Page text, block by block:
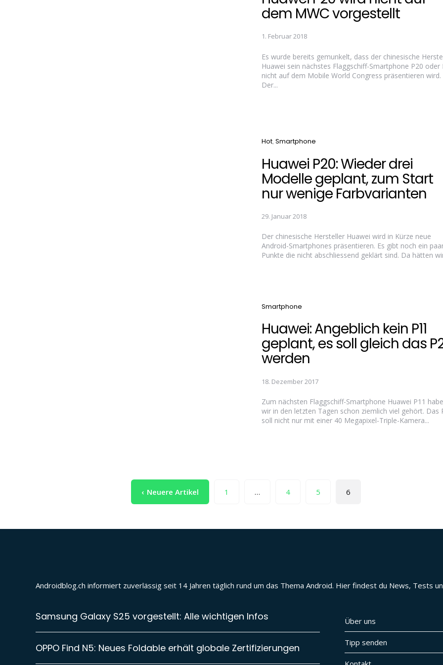
dem MWC vorgestellt
1. Februar 2018
Es wurde bereits gemunkelt, dass der chinesische
Huawei sein nächstes Flaggschiff-Smartphone P20 oder
nicht auf dem Mobile World Congress präsentieren wird.
Der...
Categories
Hot Smartphone
Huawei P20: Wieder drei
Modelle geplant, zum Start
nur wenige Farbvarianten
29. Januar 2018
Der chinesische Hersteller Huawei wird in Kürze neue
Android-Smartphones präsentieren. Es gibt noch ein
Punkte die nicht abschliessend geklärt sind. Da hätten
Categories
Smartphone
Huawei: Angeblich kein P11
geplant, es soll gleich das
werden
18. Dezember 2017
Zum nächsten Flaggschiff-Smartphone Huawei P11
wir in den letzten Tagen schon ziemlich viel gehört. Das
soll nicht nur mit einer 40 Megapixel-Triple-Kamera...
Seitennummerierung
Beiträge
Neuere Artikel 1 … 4 5 6
Androidblog.ch informiert zuverlässig seit 14 Jahren täglich rund um das Thema Android. Hier findest du News, Tests
Samsung Galaxy S25 vorgestellt: Alle wichtigen Infos
OPPO Find N5: Neues Foldable erhält globale Zertifizierungen
Über uns
Tipp senden